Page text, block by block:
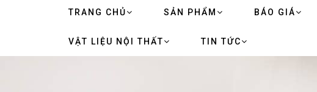
TRANG CHỦ SẢN PHẨM BÁO GIÁ
VẬT LIỆU NỘI THẤT TIN TỨC